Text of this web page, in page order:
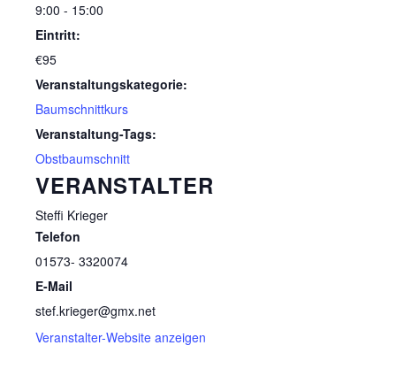
9:00 - 15:00
Eintritt:
€95
Veranstaltungskategorie:
Baumschnittkurs
Veranstaltung-Tags:
Obstbaumschnitt
VERANSTALTER
Steffi Krieger
Telefon
01573- 3320074
E-Mail
stef.krieger@gmx.net
Veranstalter-Website anzeigen